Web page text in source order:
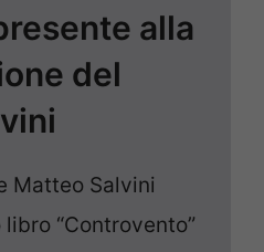
alla
del
Matteo Salvini
“Controvento”